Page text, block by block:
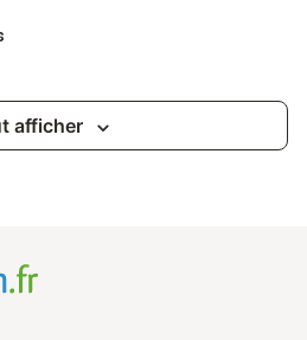
afficher